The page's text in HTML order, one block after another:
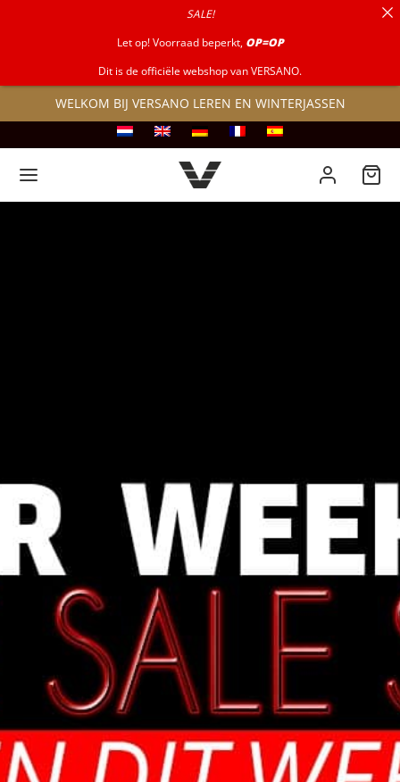
WELKOM BIJ VERSANO LEREN EN WINTERJASSEN
SALE!
Let op! Voorraad beperkt, OP=OP
Dit is de officiële webshop van VERSANO.